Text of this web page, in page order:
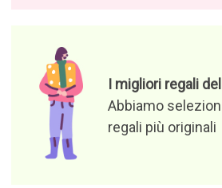
I migliori regali
Abbiamo
regali più originali